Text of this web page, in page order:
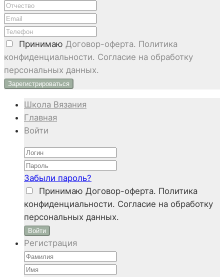
Принимаю Договор-оферта. Политика
конфиденциальности. Согласие на обработку
персональных данных.
Школа Вязания
Главная
Войти
Забыли пароль?
Принимаю Договор-оферта. Политика
конфиденциальности. Согласие на обработку
персональных данных.
Войти
Регистрация